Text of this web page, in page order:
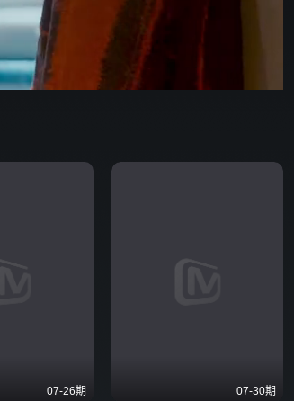
07-26期 07-30期